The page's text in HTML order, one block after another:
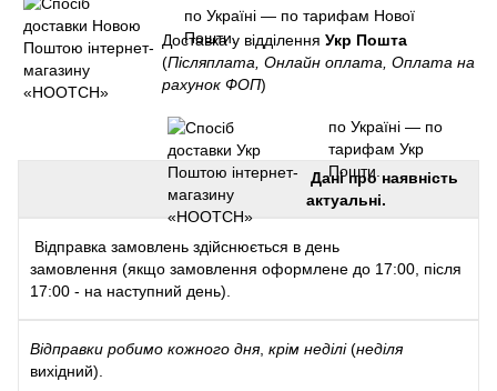
по Україні — по тарифам Нової
Пошти.
Доставка у відділення Укр Пошта
(Післяплата, Онлайн оплата, Оплата на
рахунок ФОП)
по Україні — по
тарифам Укр
Пошти.
Дані про наявність
актуальні.
Відправка замовлень здійснюється в день
замовлення (якщо замовлення оформлене до 17:00, після
17:00 - на наступний день).
Відправки робимо кожного дня, крім неділі(неділя
вихідний).